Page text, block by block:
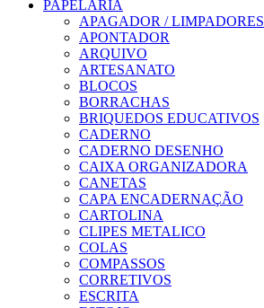
PAPELARIA
APAGADOR / LIMPADORES
APONTADOR
ARQUIVO
ARTESANATO
BLOCOS
BORRACHAS
BRIQUEDOS EDUCATIVOS
CADERNO
CADERNO DESENHO
CAIXA ORGANIZADORA
CANETAS
CAPA ENCADERNAÇÃO
CARTOLINA
CLIPES METALICO
COLAS
COMPASSOS
CORRETIVOS
ESCRITA